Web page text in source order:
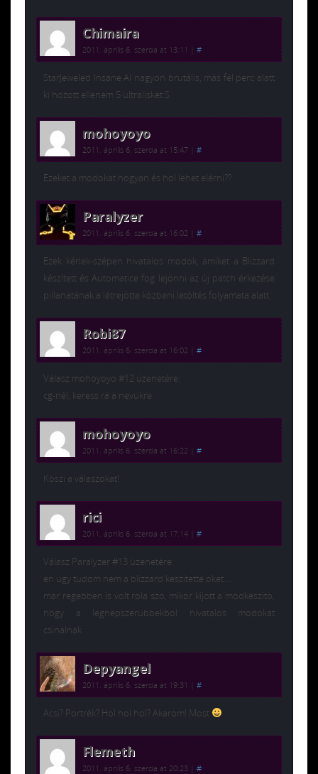
Chimaira
2011. április 6. szerda at 13:11 #
StarJeweled Insane AI nagyon brutális, más fél perc alatt
ki hozott ellenem 5 ultralisket:S
mohoyoyo
2011. április 6. szerda at 15:47 #
Ezeket a modokat hogyan és hol lehet elérni??
Paralyzer
2011. április 6. szerda at 16:02 #
Ezek kérlek-szépen hivatalos modok, amiket a Blizzard
készített és Automatice fog lejönni az új patch érkezése
pillanatának a létrejötte közbeni letöltés folyamata alatt.
Robi87
2011. április 6. szerda at 16:02 #
Válasz mohoyoyo #12 üzenetére:
cg-nél, keress rá a nevükre
mohoyoyo
2011. április 6. szerda at 16:22 #
Köszi a válaszokat!
rici
2011. április 6. szerda at 17:14 #
Válasz Paralyzer #13 üzenetére:
en ugy tudom nem a blizzard keszitette oket….
mar regebben is volt rola szo, mikor kijott a modkeszito,
hogy a legnepszerubbekbol hivatalos modokat
csinalnak
Depyangel
2011. április 6. szerda at 19:31 #
Acsi? Portrék? Hol hol hol? Akarom! Most
Flemeth
2011. április 6. szerda at 20:23 #